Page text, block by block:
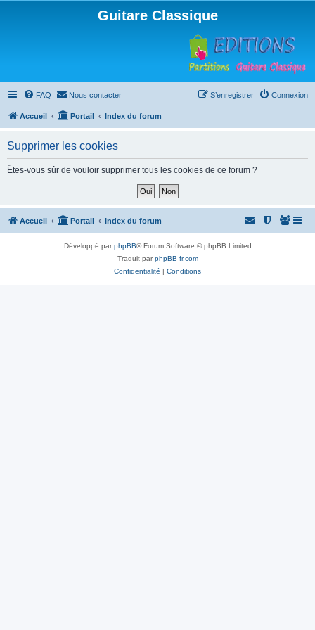
Guitare Classique
FAQ Nous contacter Connexion
S’enregistrer
Accueil Portail Index du forum
Supprimer les cookies
Êtes-vous sûr de vouloir supprimer tous les cookies de ce forum ?
Accueil Portail Index du forum
Développé parphpBB® Forum Software © phpBB Limited
Traduit parphpBB-fr.com
Confidentialité | Conditions